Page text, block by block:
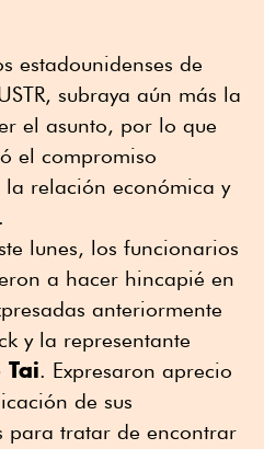
estadounidenses de
subraya aún más la
el asunto, por lo que
el compromiso
relación económica y
lunes, los funcionarios
a hacer hincapié en
anteriormente
y la representante
. Expresaron aprecio
de sus
para tratar de encontrar